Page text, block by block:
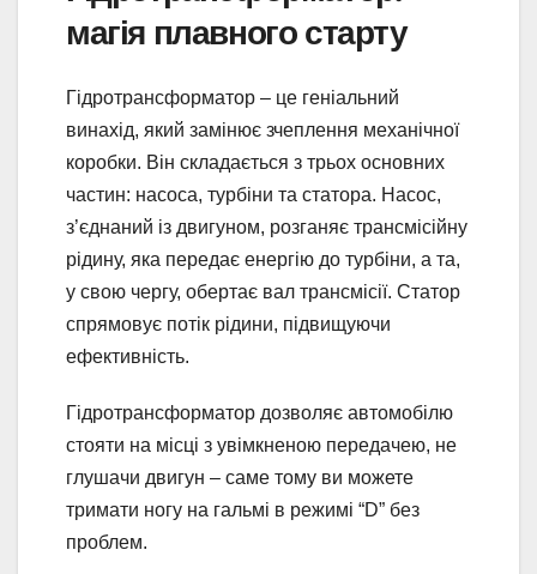
магія плавного старту
Гідротрансформатор – це геніальний
винахід, який замінює зчеплення механічної
коробки. Він складається з трьох основних
частин: насоса, турбіни та статора. Насос,
з’єднаний із двигуном, розганяє трансмісійну
рідину, яка передає енергію до турбіни, а та,
у свою чергу, обертає вал трансмісії. Статор
спрямовує потік рідини, підвищуючи
ефективність.
Гідротрансформатор дозволяє автомобілю
стояти на місці з увімкненою передачею, не
глушачи двигун – саме тому ви можете
тримати ногу на гальмі в режимі “D” без
проблем.